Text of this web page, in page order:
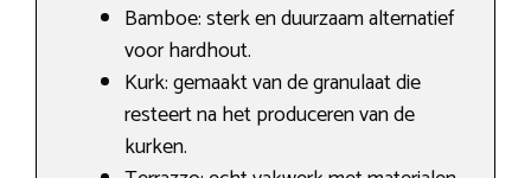
Bamboe: sterk en duurzaam alternatief
voor hardhout.
Kurk: gemaakt van de granulaat die
resteert na het produceren van de
kurken.